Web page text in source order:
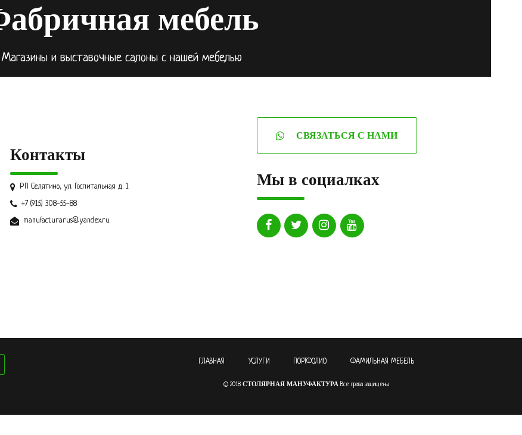
мебель
Магазины и выставочные салоны с нашей мебелью
Контакты
РП Селятино, ул. Госпитальная д. 1
+7 (915) 308-55-88
manufacturarus@yandex.ru
СВЯЗАТЬСЯ С НАМИ
Мы в социалках
ГЛАВНАЯ УСЛУГИ ПОРТФОЛИО ФАМИЛЬНАЯ МЕБЕЛЬ
© 2018 СТОЛЯРНАЯ МАНУФАКТУРА Все права защищены.